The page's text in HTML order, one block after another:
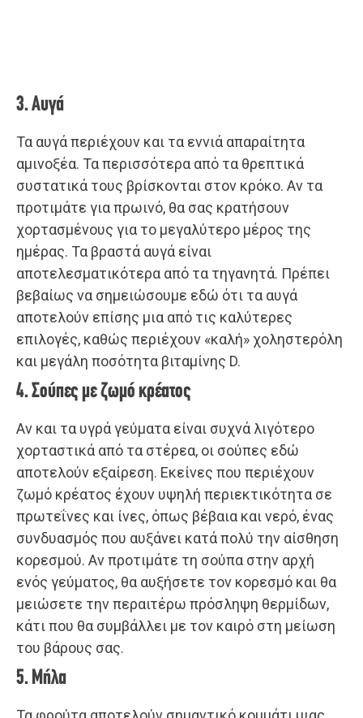
3. Αυγά
Τα αυγά περιέχουν και τα εννιά απαραίτητα
αμινοξέα. Τα περισσότερα από τα θρεπτικά
συστατικά τους βρίσκονται στον κρόκο. Αν τα
προτιμάτε για πρωινό, θα σας κρατήσουν
χορτασμένους για το μεγαλύτερο μέρος της
ημέρας. Τα βραστά αυγά είναι
αποτελεσματικότερα από τα τηγανητά. Πρέπει
βεβαίως να σημειώσουμε εδώ ότι τα αυγά
αποτελούν επίσης μια από τις καλύτερες
επιλογές, καθώς περιέχουν «καλή» χοληστερόλη
και μεγάλη ποσότητα βιταμίνης D.
4. Σούπες με ζωμό κρέατος
Αν και τα υγρά γεύματα είναι συχνά λιγότερο
χορταστικά από τα στέρεα, οι σούπες εδώ
αποτελούν εξαίρεση. Εκείνες που περιέχουν
ζωμό κρέατος έχουν υψηλή περιεκτικότητα σε
πρωτεΐνες και ίνες, όπως βέβαια και νερό, ένας
συνδυασμός που αυξάνει κατά πολύ την αίσθηση
κορεσμού. Αν προτιμάτε τη σούπα στην αρχή
ενός γεύματος, θα αυξήσετε τον κορεσμό και θα
μειώσετε την περαιτέρω πρόσληψη θερμίδων,
κάτι που θα συμβάλλει με τον καιρό στη μείωση
του βάρους σας.
5. Μήλα